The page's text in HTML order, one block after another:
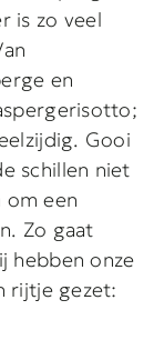
is zo veel
en
Gooi
schillen niet
om een
Zo gaat
hebben onze
rijtje gezet: